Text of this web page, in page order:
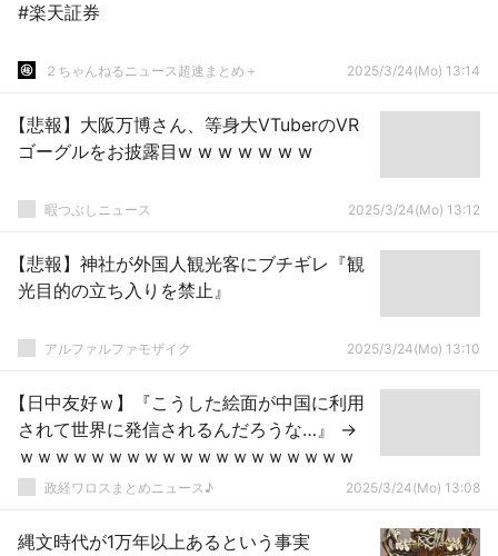
#楽天証券
２ちゃんねるニュース超速まとめ＋ 2025/3/24(Mo) 13:14
【悲報】大阪万博さん、等身大VTuberのVR
ゴーグルをお披露目w w w w w w w
暇つぶしニュース 2025/3/24(Mo) 13:12
【悲報】神社が外国人観光客にブチギレ『観
光目的の立ち入りを禁止』
アルファルファモザイク 2025/3/24(Mo) 13:10
【日中友好ｗ】『こうした絵面が中国に利用
されて世界に発信されるんだろうな…』 →
ｗｗｗｗｗｗｗｗｗｗｗｗｗｗｗｗｗｗｗ
政経ワロスまとめニュース♪ 2025/3/24(Mo) 13:08
縄文時代が1万年以上あるという事実